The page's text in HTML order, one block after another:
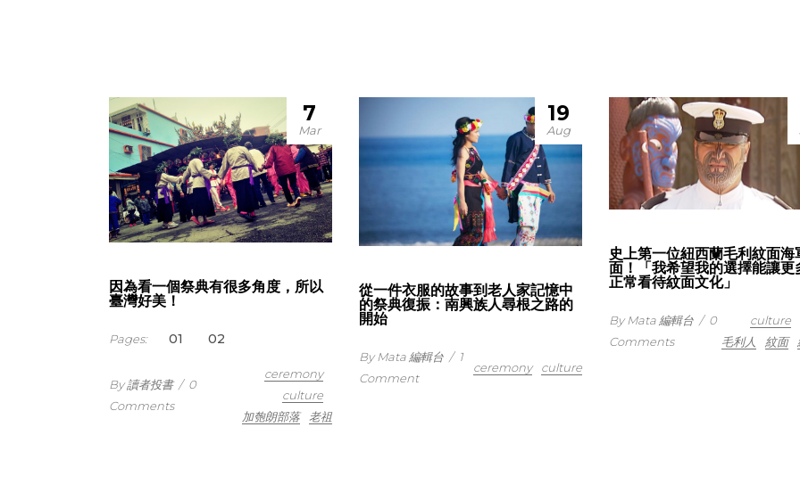
7
Mar
因為看一個祭典有很多角度，所以
臺灣好美！
Pages: 1 2
By 讀者投書 / 0
Comments
ceremony
culture
加匏朗部落
老祖
19
Aug
從一件衣服的故事到老人家記憶中
的祭典復振：南興族人尋根之路的
開始
By Mata 編輯台 / 1
Comment
ceremony culture
史上第一位紐西蘭毛利紋面海
面！「我希望我的選擇能讓更
正常看待紋面文化」
By Mata 編輯台 / 0
Comments
culture
毛利人
紋面